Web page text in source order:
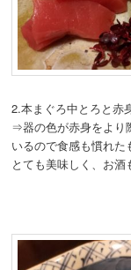
2.本まぐろ中とろと赤
⇒器の色が赤身をより
いるので食感も慣れた
とても美味しく、お酒